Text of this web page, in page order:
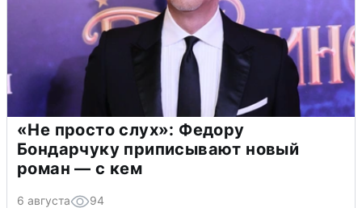
«Не просто слух»: Федору
Бондарчуку приписывают новый
роман — с кем
6 августа 94